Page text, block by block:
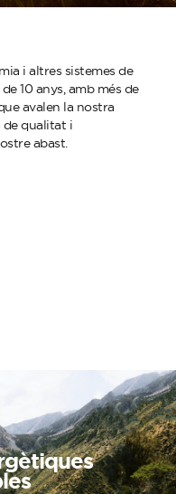
i altres sistemes de
10 anys, amb més de
avalen la nostra
de qualitat i
abast.